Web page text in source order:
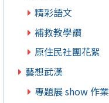
精彩語文
補救教學讚
原住民社團花絮
藝想武漢
專題展 show 作業